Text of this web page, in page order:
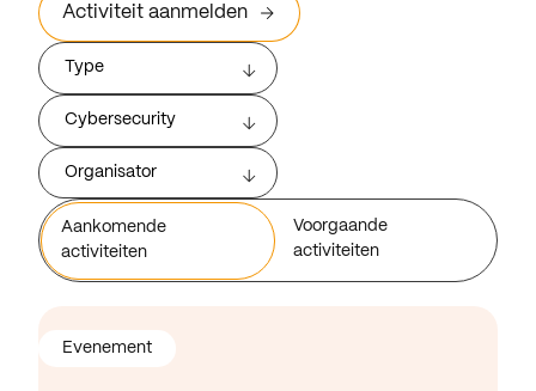
Activiteit aanmelden
Type
Cybersecurity
Organisator
Aankomende
activiteiten
Voorgaande
activiteiten
Evenement